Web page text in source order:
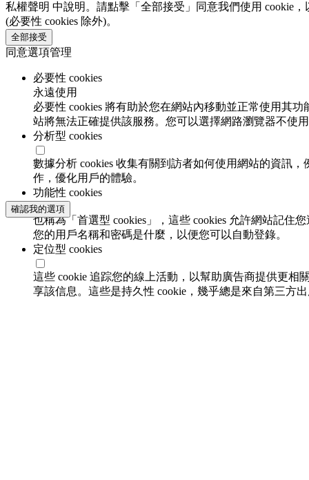
私權聲明 中說明。請點擊「全部接受」同意我們使用 cookie
(必要性 cookies 除外)。
全部接受
同意選項管理
必要性 cookies
永遠使用
必要性 cookies 將有助於您在網站內移動並正常使用其
站將無法正確提供該服務。您可以選擇網路瀏覽器不使
分析型 cookies
數據分析 cookies 收集有關到訪者如何使用網站的資訊
作，優化用戶的體驗。
功能性 cookies
也稱為「首選型 cookies」，這些 cookies 允許網站記
您的用戶名稱和密碼是什麼，以便您可以自動登錄。
定位型 cookies
這些 cookie 追踪您的線上活動，以幫助廣告商提供更相
享該信息。這些是持久性 cookie，幾乎總是來自第三方
確認我的選項